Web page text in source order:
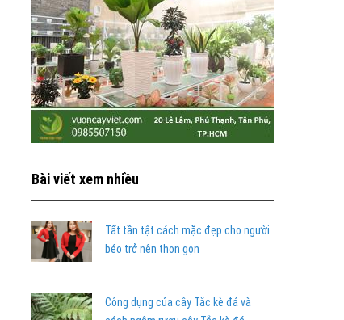
Bài viết xem nhiều
Tất tần tật cách mặc đẹp cho người
béo trở nên thon gọn
Công dụng của cây Tắc kè đá và